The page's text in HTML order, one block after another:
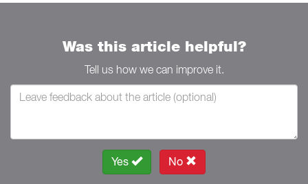
Was this article helpful?
Tell us how we can improve it.
Yes No